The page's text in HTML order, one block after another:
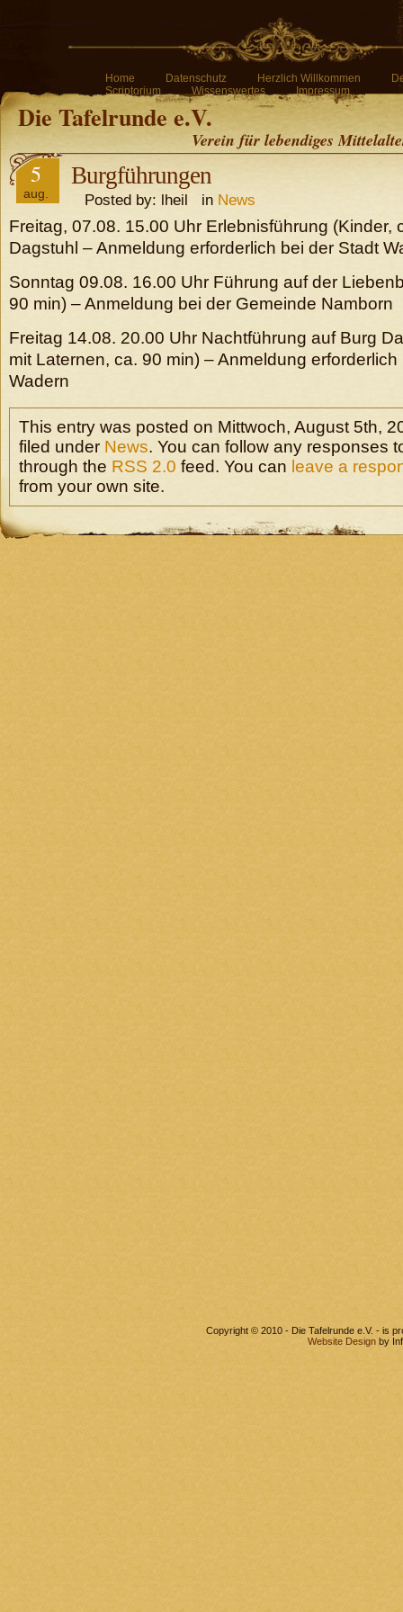
Home Datenschutz Herzlich Willkommen
Scriptorium
Wissenswertes Impressum
Die Tafelrunde e.V.
Verein für lebendiges
5
aug.
Burgführungen
Posted by: lheil in News
Freitag, 07.08. 15.00 Uhr Erlebnisführung (Kinder,
Dagstuhl – Anmeldung erforderlich bei der Stadt
Sonntag 09.08. 16.00 Uhr Führung auf der
90 min) – Anmeldung bei der Gemeinde Namborn
Freitag 14.08. 20.00 Uhr Nachtführung auf Burg
mit Laternen, ca. 90 min) – Anmeldung
Wadern
This entry was posted on Mittwoch, August 5th,
filed under News. You can follow any responses
through the RSS 2.0 feed. You can leave a
from your own site.
Copyright © 2010 - Die Tafelrunde e.V. - is
Website Design by